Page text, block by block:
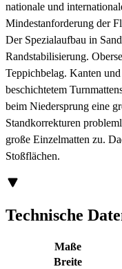
nationale und
Mindestanforderung der
Der Spezialaufbau in
Randstabilisierung.
Teppichbelag. Kanten
beschichtetem
beim Niedersprung eine
Standkorrekturen
große Einzelmatten zu.
Stoßflächen.
Technische
Maße
Breite